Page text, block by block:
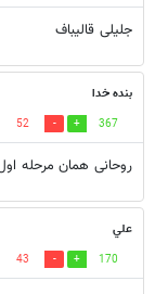
جلیلی قالیباف
بنده خدا
367
52
روحانی همان مرحله
علي
170
43